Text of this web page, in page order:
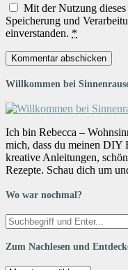
Mit der Nutzung
Speicherung und
einverstanden. *
Willkommen bei
Ich bin Rebecca –
mich, dass du meinen DIY
kreative Anleitungen,
Rezepte. Schau dich um
Wo war nochmal?
Zum Nachlesen und